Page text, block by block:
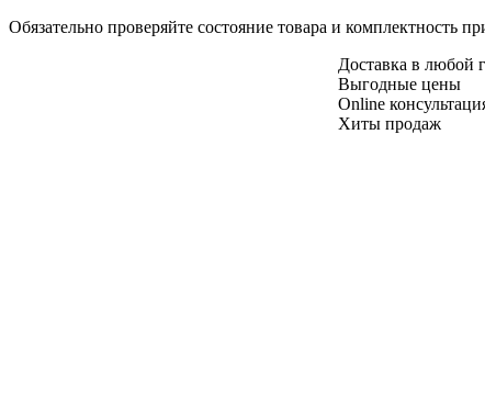
Обязательно проверяйте состояние товара и комплектность
Доставка в любой
Выгодные цены
Online
Хиты продаж